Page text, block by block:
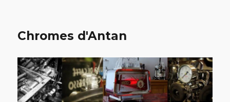
Chromes d'Antan